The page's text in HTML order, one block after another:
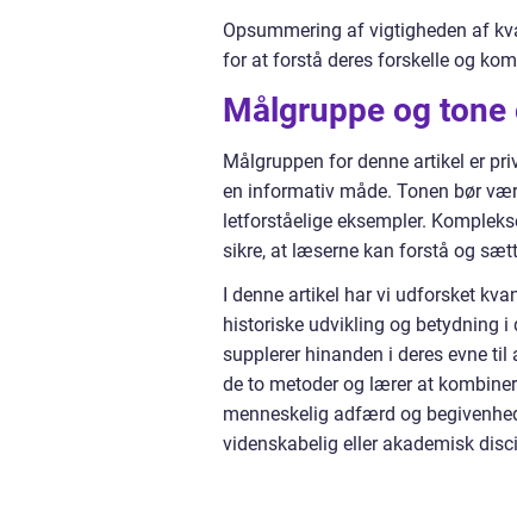
Opsummering af vigtigheden af
for at forstå deres forskelle og
Målgruppe og
Målgruppen for denne artikel er
en informativ måde. Tonen bør
letforståelige eksempler.
sikre, at læserne kan forstå og
I denne artikel har vi udforsket
historiske udvikling og betydning i
supplerer hinanden i deres evne
de to metoder og lærer at
menneskelig adfærd og
videnskabelig eller akademisk